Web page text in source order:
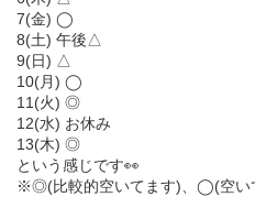
7(金) ◯
8(土) 午後△
9(日) △
10(月) ◯
11(火) ◎
12(水) お休み
13(木) ◎
という感じです👀
※◎(比較的空いてます)、◯(空い